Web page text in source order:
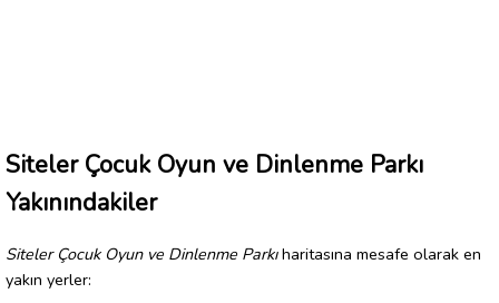
Siteler Çocuk Oyun ve Dinlenme Parkı
Yakınındakiler
Siteler Çocuk Oyun ve Dinlenme Parkıharitasına mesafe olarak en
yakın yerler: